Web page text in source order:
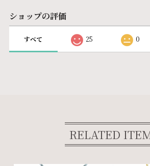
ショップの評価
すべて 25 0
RELATED